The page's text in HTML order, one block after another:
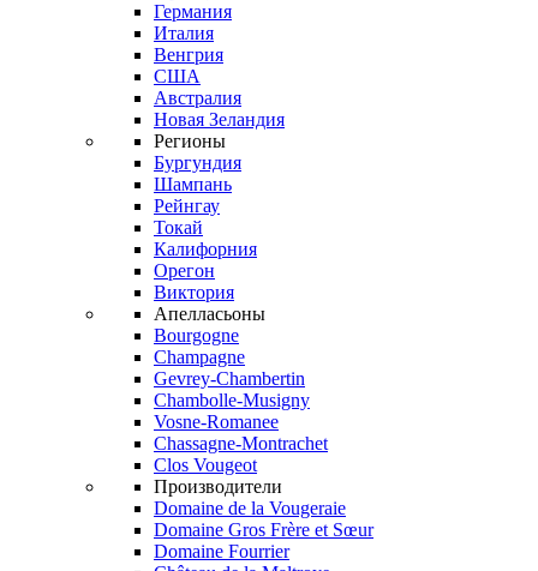
Германия
Италия
Венгрия
США
Австралия
Новая Зеландия
Регионы
Бургундия
Шампань
Рейнгау
Токай
Калифорния
Орегон
Виктория
Апелласьоны
Bourgogne
Champagne
Gevrey-Chambertin
Chambolle-Musigny
Vosne-Romanee
Chassagne-Montrachet
Clos Vougeot
Производители
Domaine de la Vougeraie
Domaine Gros Frère et Sœur
Domaine Fourrier